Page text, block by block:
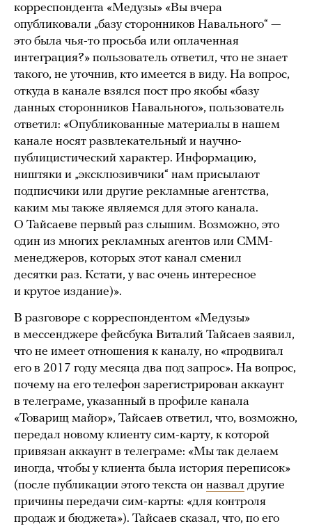
корреспондента «Медузы» «Вы вчера
опубликовали „базу сторонников Навального“ —
это была чья-то просьба или оплаченная
интеграция?» пользователь ответил, что не знает
такого, не уточнив, кто имеется в виду. На вопрос,
откуда в канале взялся пост про якобы «базу
данных сторонников Навального», пользователь
ответил: «Опубликованные материалы в нашем
канале носят развлекательный и научно-
публицистический характер. Информацию,
ништяки и „эксклюзивчики“ нам присылают
подписчики или другие рекламные агентства,
каким мы также являемся для этого канала.
О Тайсаеве первый раз слышим. Возможно, это
один из многих рекламных агентов или СММ-
менеджеров, которых этот канал сменил
десятки раз. Кстати, у вас очень интересное
и крутое издание)».
В разговоре с корреспондентом «Медузы»
в мессенджере фейсбука Виталий Тайсаев заявил,
что не имеет отношения к каналу, но «продвигал
его в 2017 году месяца два под запрос». На вопрос,
почему на его телефон зарегистрирован аккаунт
в телеграме, указанный в профиле канала
«Товарищ майор», Тайсаев ответил, что, возможно,
передал новому клиенту сим-карту, к которой
привязан аккаунт в телеграме: «Мы так делаем
иногда, чтобы у клиента была история переписок»
(после публикации этого текста он назвал другие
причины передачи сим-карты: «для контроля
продаж и бюджета»). Тайсаев сказал, что, по его